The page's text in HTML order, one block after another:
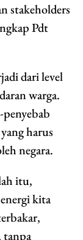
stakeholders
Pdt
dari level
warga.
penyebab
harus
negara.
itu,
kita
tanpa